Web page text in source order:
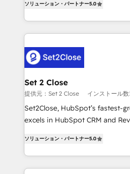
Hospital ABC, Hogares Unión,
MacStore, Café Britt, Bella Piel,
respuestas para empezar. Te
el primer caso de uso que más
días.
Operating across the UK,
Canada, we’ve delivered
HubSpot projects for mid-
combine HubSpot, data, and AI
go-to-market systems that align
and technology for predictable,
growth. Our expertise spans
architecture, AI enablement,
delivered through our
Partner and ISO 27001:2022
we blend strategy, creativity,
ソリューション・パートナー5.0
Set 2 Close
提供元：Set 2 Close インストール
Set2Close, HubSpot’s fastest-
excels in HubSpot CRM and
As a top HubSpot Elite Partner,
custom HubSpot CRM
implement, and optimize
ソリューション・パートナー5.0